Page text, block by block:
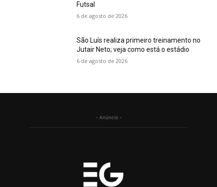
Futsal
6 de agosto de 2026
São Luís realiza primeiro treinamento no
Jutair Neto; veja como está o estádio
6 de agosto de 2026
- Anúncio -